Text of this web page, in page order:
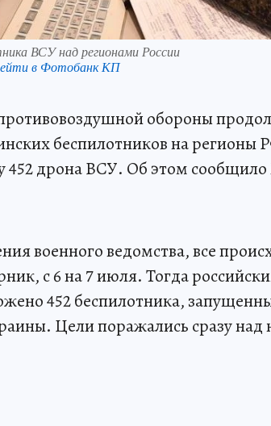
ВСУ над регионами России
в Фотобанк КП
обороны
беспилотников на
452 дрона ВСУ. Об этом
военного ведомства, все
с 6 на 7 июля. Тогда
452 беспилотника,
Цели поражались сразу над